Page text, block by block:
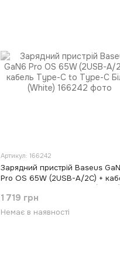
Артикул: 166242
Зарядний пристрій Baseus
Pro OS 65W (2USB-A/2C) +
1 719 грн
Немає в наявності